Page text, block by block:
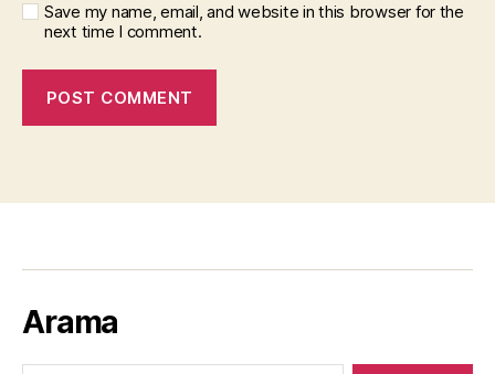
Save my name, email, and website in this browser for the
next time I comment.
Arama